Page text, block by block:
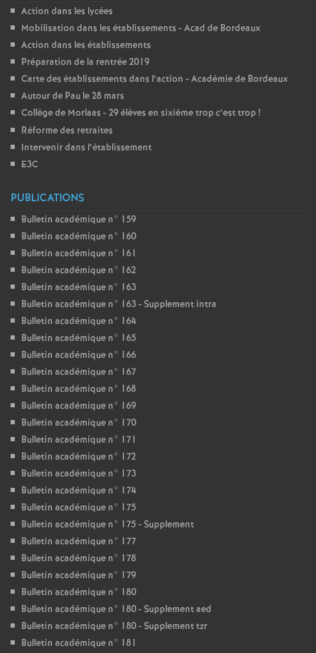
Action dans les lycées
Mobilisation dans les établissements - Acad de Bordeaux
Action dans les établissements
Préparation de la rentrée 2019
Carte des établissements dans l’action - Académie de Bordeaux
Autour de Pau le 28 mars
Collège de Morlaas - 29 élèves en sixième trop c’est trop!
Réforme des retraites
Intervenir dans l’établissement
E3C
PUBLICATIONS
Bulletin académique n° 159
Bulletin académique n° 160
Bulletin académique n° 161
Bulletin académique n° 162
Bulletin académique n° 163
Bulletin académique n° 163 - Supplement intra
Bulletin académique n° 164
Bulletin académique n° 165
Bulletin académique n° 166
Bulletin académique n° 167
Bulletin académique n° 168
Bulletin académique n° 169
Bulletin académique n° 170
Bulletin académique n° 171
Bulletin académique n° 172
Bulletin académique n° 173
Bulletin académique n° 174
Bulletin académique n° 175
Bulletin académique n° 175 - Supplement
Bulletin académique n° 177
Bulletin académique n° 178
Bulletin académique n° 179
Bulletin académique n° 180
Bulletin académique n° 180 - Supplement aed
Bulletin académique n° 180 - Supplement tzr
Bulletin académique n° 181